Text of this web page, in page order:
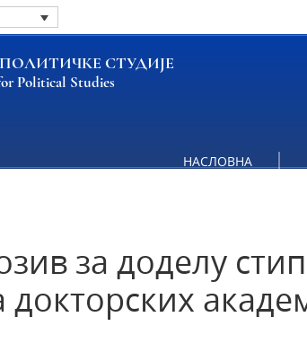
СТУДИЈЕ
Political Studies
НАСЛОВНА
за доделу
докторских